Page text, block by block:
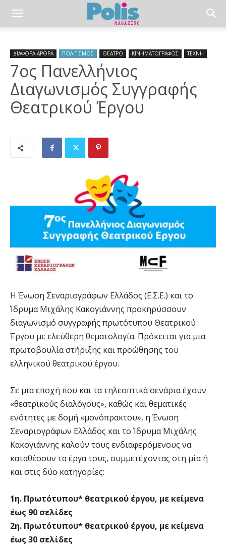
ΔΙΑΦΟΡΑ ΑΡΘΡΑ ΠΟΛΙΤΙΣΜΟΣ ΘΕΑΤΡΟ ΚΙΝΗΜΑΤΟΓΡΑΦΟΣ ΤΕΧΝΗ
7ος Πανελλήνιος
Διαγωνισμός Συγγραφής
Θεατρικού Έργου
H Ένωση Σεναριογράφων Ελλάδος (Ε.Σ.Ε.) και το
Ίδρυμα Μιχάλης Κακογιάννης προκηρύσσουν
διαγωνισμό συγγραφής πρωτότυπου Θεατρικού
Έργου με ελεύθερη θεματολογία. Πρόκειται για μια
πρωτοβουλία στήριξης και προώθησης του
ελληνικού θεατρικού έργου.
Σε μια εποχή που και τα τηλεοπτικά σενάρια έχουν
«θεατρικούς διαλόγους», καθώς και θεματικές
ενότητες με δομή «μονόπρακτου», η Ένωση
Σεναριογράφων Ελλάδος και το Ίδρυμα Μιχάλης
Κακογιάννης καλούν τους ενδιαφερόμενους να
καταθέσουν τα έργα τους, συμμετέχοντας στη μία ή
και στις δύο κατηγορίες:
1η. Πρωτότυπου* θεατρικού έργου, με κείμενα
έως 90 σελίδες
2η. Πρωτότυπου* θεατρικού έργου, με κείμενα
έως 30 σελίδες